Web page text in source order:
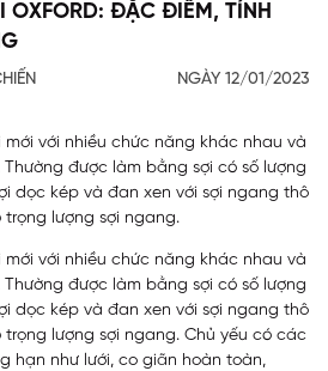
OXFORD: ĐẶC ĐIỂM, TÍNH
NGÀY 12/01/2023
với nhiều chức năng khác nhau và
được làm bằng sợi có số lượng
dọc kép và đan xen với sợi ngang thô
lượng sợi ngang.
mới với nhiều chức năng khác nhau và
được làm bằng sợi có số lượng
dọc kép và đan xen với sợi ngang thô
lượng sợi ngang. Chủ yếu có các
hạn như lưới, co giãn hoàn toàn,